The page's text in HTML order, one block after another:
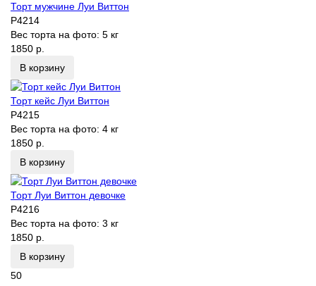
Торт мужчине Луи Виттон
P4214
Вес торта на фото: 5 кг
1850 р.
В корзину
Торт кейс Луи Виттон
P4215
Вес торта на фото: 4 кг
1850 р.
В корзину
Торт Луи Виттон девочке
P4216
Вес торта на фото: 3 кг
1850 р.
В корзину
50